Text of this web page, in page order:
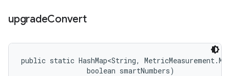
upgradeConvert
public static HashMap<String,
                boolean smartNumbers)